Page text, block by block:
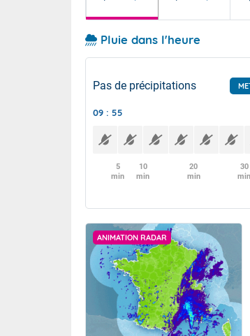
Pluie dans l'heure
Pas de précipitations
09 : 55
5
min
10
min
20
min
30
min
ANIMATION RADAR